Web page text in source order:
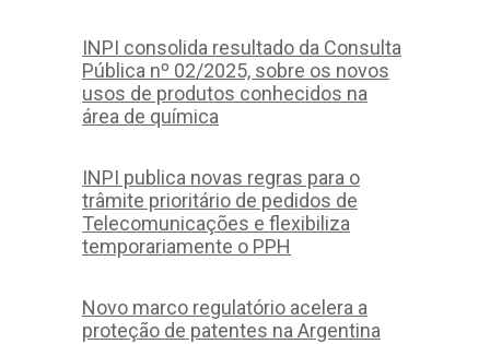
INPI consolida resultado da Consulta
Pública nº 02/2025, sobre os novos
usos de produtos conhecidos na
área de química
INPI publica novas regras para o
trâmite prioritário de pedidos de
Telecomunicações e flexibiliza
temporariamente o PPH
Novo marco regulatório acelera a
proteção de patentes na Argentina